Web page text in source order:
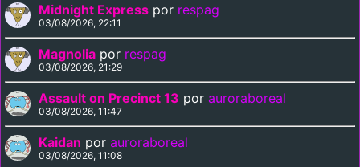
Midnight Express por respag
03/08/2026, 22:11
Magnolia por respag
03/08/2026, 21:29
Assault on Precinct 13 por auroraboreal
03/08/2026, 11:47
Kaidan por auroraboreal
03/08/2026, 11:08